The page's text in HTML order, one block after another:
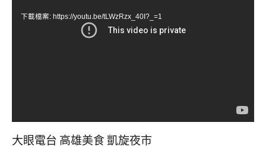
下載檔案: https://youtu.be/tLWzRzx_40I?_=1
大眼電台 高雄美食 凱旋夜市